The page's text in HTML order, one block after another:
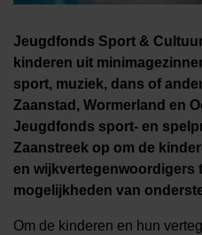
Jeugdfonds Sport &
kinderen uit
sport, muziek, dans of
Zaanstad, Wormerland en
Jeugdfonds sport- en
Zaanstreek op om de
en wijkvertegenwoordigers
mogelijkheden van
Om de kinderen en hun